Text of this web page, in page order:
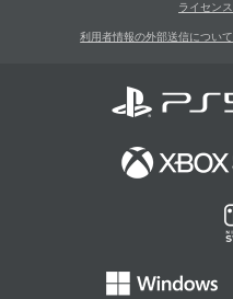
ライセンス
利用者情報の外部送信について